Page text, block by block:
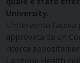
University.
L’intervento
approvata da un
ricerca
Langone Health